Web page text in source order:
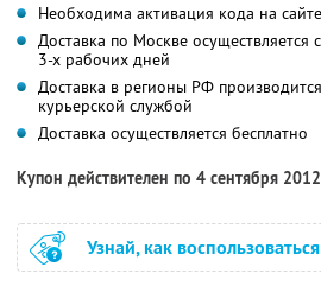
Необходима активация кода на
Доставка по Москве
3-х рабочих дней
Доставка в регионы РФ
курьерской службой
Доставка осуществляется бесплатно
Купон действителен по 4 сентября
Узнай, как